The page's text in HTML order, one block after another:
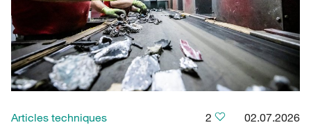
Articles techniques 2 02.07.2026